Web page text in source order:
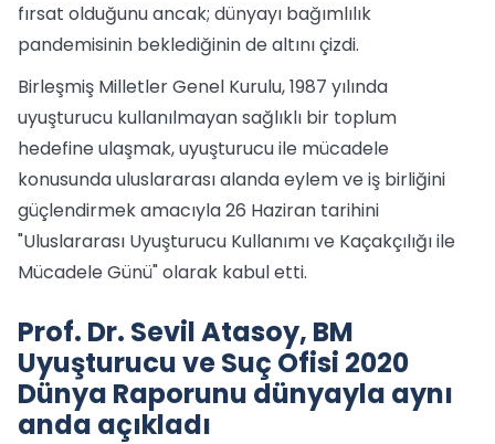
fırsat olduğunu ancak; dünyayı bağımlılık
pandemisinin beklediğinin de altını çizdi.
Birleşmiş Milletler Genel Kurulu, 1987 yılında
uyuşturucu kullanılmayan sağlıklı bir toplum
hedefine ulaşmak, uyuşturucu ile mücadele
konusunda uluslararası alanda eylem ve iş birliğini
güçlendirmek amacıyla 26 Haziran tarihini
"Uluslararası Uyuşturucu Kullanımı ve Kaçakçılığı ile
Mücadele Günü" olarak kabul etti.
Prof. Dr. Sevil Atasoy, BM
Uyuşturucu ve Suç Ofisi 2020
Dünya Raporunu dünyayla aynı
anda açıkladı